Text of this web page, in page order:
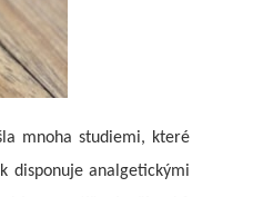
mnoha studiemi, které
disponuje analgetickými